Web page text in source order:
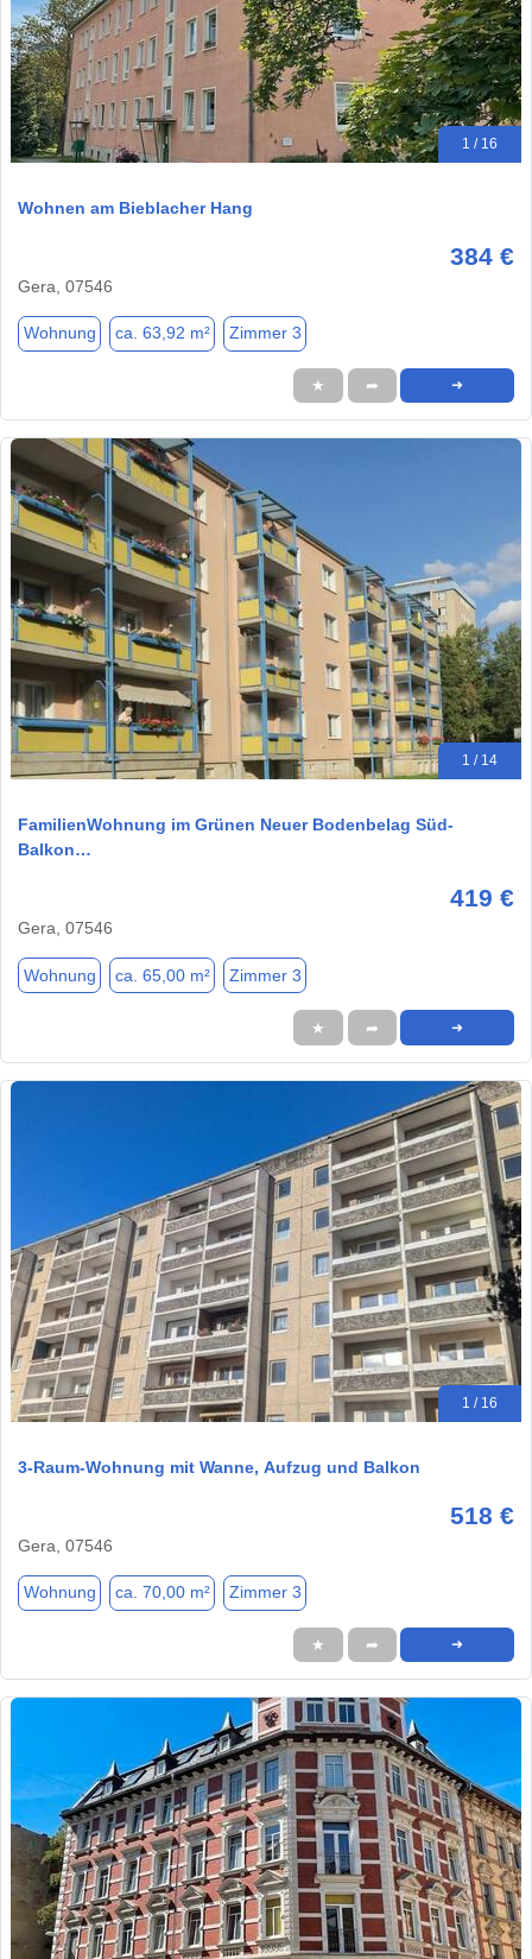
1 / 16
Wohnen am Bieblacher Hang
384 €
Gera, 07546
Wohnung ca. 63,92 m² Zimmer 3
★ ➦ ➜
1 / 14
FamilienWohnung im Grünen Neuer Bodenbelag Süd-
Balkon…
419 €
Gera, 07546
Wohnung ca. 65,00 m² Zimmer 3
★ ➦ ➜
1 / 16
3-Raum-Wohnung mit Wanne, Aufzug und Balkon
518 €
Gera, 07546
Wohnung ca. 70,00 m² Zimmer 3
★ ➦ ➜